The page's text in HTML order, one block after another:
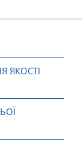
ЯКОСТІ